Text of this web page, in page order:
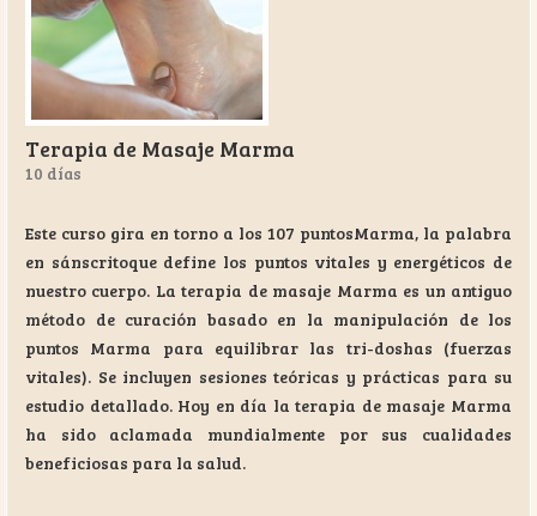
Terapia de Masaje Marma
10 días
Este curso gira en torno a los 107 puntosMarma, la palabra
en sánscritoque define los puntos vitales y energéticos de
nuestro cuerpo. La terapia de masaje Marma es un antiguo
método de curación basado en la manipulación de los
puntos Marma para equilibrar las tri-doshas (fuerzas
vitales). Se incluyen sesiones teóricas y prácticas para su
estudio detallado. Hoy en día la terapia de masaje Marma
ha sido aclamada mundialmente por sus cualidades
beneficiosas para la salud.